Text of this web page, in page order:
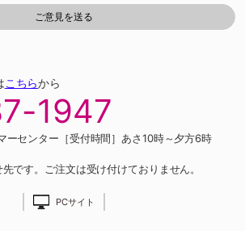
こちらから
1947
ーセンター［受付時間］あさ10時～夕方6時
です。ご注文は受け付けておりません。
PCサイト